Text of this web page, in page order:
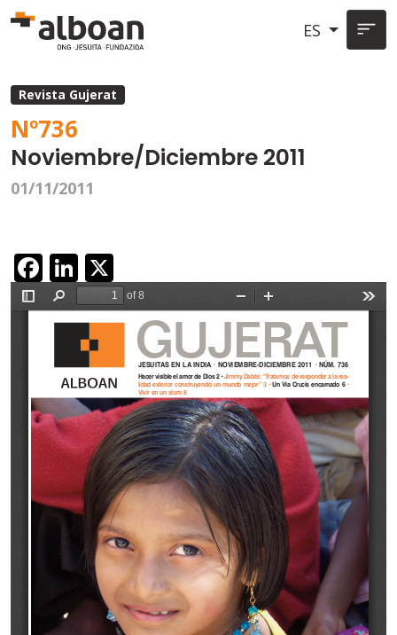
Pasar al contenido principal
ES
Revista Gujerat
Nº736
Noviembre/Diciembre 2011
01/11/2011
Facebook
LinkedIn